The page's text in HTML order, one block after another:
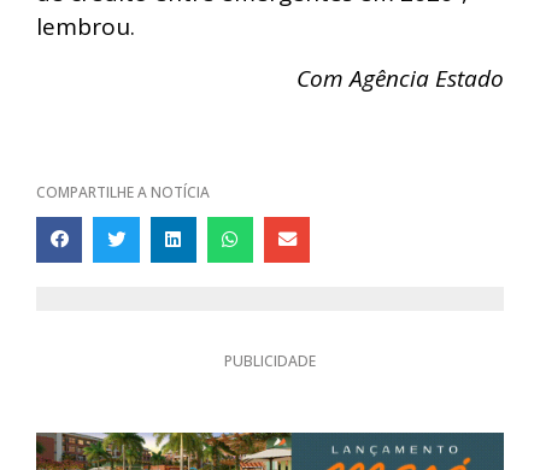
lembrou.
Com Agência Estado
COMPARTILHE A NOTÍCIA
PUBLICIDADE